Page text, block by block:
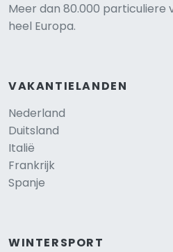
Meer dan 80.000 particuliere
heel Europa.
VAKANTIELANDEN
Nederland
Duitsland
Italië
Frankrijk
Spanje
WINTERSPORT